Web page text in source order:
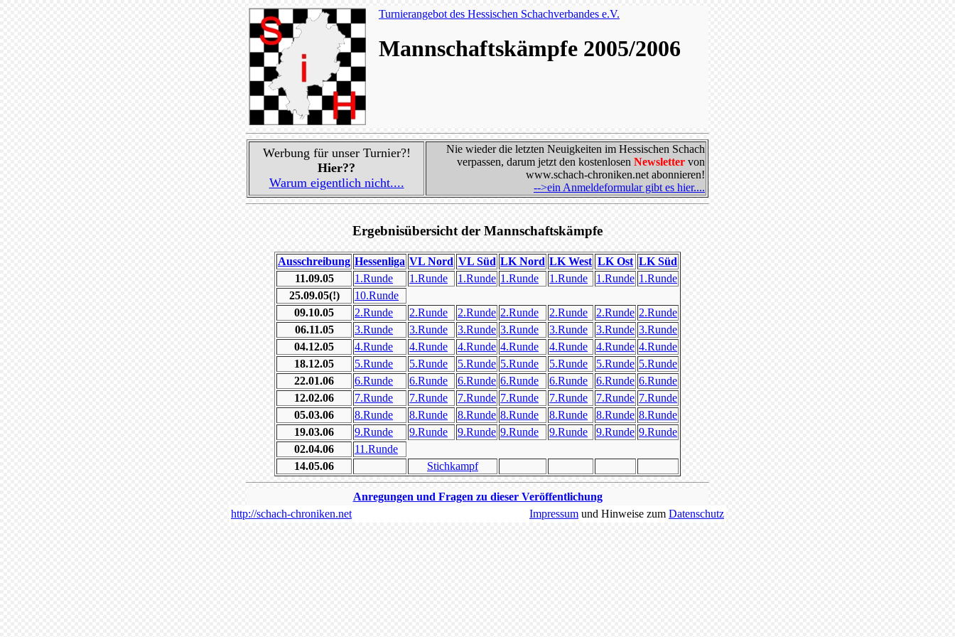
Turnierangebot des Hessischen Schachverbandes e.V.
Mannschaftskämpfe 2005/2006
Werbung für unser Turnier?!
Hier??
Warum eigentlich nicht....
Nie wieder die letzten Neuigkeiten im Hessischen Schach
verpassen, darum jetzt den kostenlosen Newsletter von
www.schach-chroniken.net abonnieren!
-->ein Anmeldeformular gibt es hier....
Ergebnisübersicht der Mannschaftskämpfe
Ausschreibung Hessenliga VL Nord VL Süd LK Nord LK West LK Ost LK Süd
11.09.05
1.Runde 1.Runde 1.Runde 1.Runde 1.Runde 1.Runde 1.Runde
25.09.05(!)
10.Runde
09.10.05
2.Runde 2.Runde 2.Runde 2.Runde 2.Runde 2.Runde 2.Runde
06.11.05
3.Runde 3.Runde 3.Runde 3.Runde 3.Runde 3.Runde 3.Runde
04.12.05
4.Runde 4.Runde 4.Runde 4.Runde 4.Runde 4.Runde 4.Runde
18.12.05
5.Runde 5.Runde 5.Runde 5.Runde 5.Runde 5.Runde 5.Runde
22.01.06
6.Runde 6.Runde 6.Runde 6.Runde 6.Runde 6.Runde 6.Runde
12.02.06
7.Runde 7.Runde 7.Runde 7.Runde 7.Runde 7.Runde 7.Runde
05.03.06
8.Runde 8.Runde 8.Runde 8.Runde 8.Runde 8.Runde 8.Runde
19.03.06
9.Runde 9.Runde 9.Runde 9.Runde 9.Runde 9.Runde 9.Runde
02.04.06
11.Runde
14.05.06
Stichkampf
Anregungen und Fragen zu dieser Veröffentlichung
http://schach-chroniken.net
Impressum und Hinweise zum Datenschutz